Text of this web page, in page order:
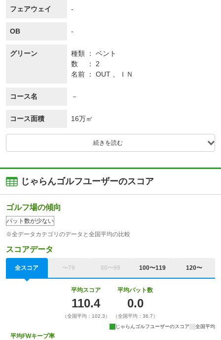
フェアウェイ -
OB -
グリーン 種類
ベント
数
2
名前
OUT 、ＩＮ
コース名 －
コース面積 16万㎡
続きを読む
じゃらんゴルフユーザーのスコア
ゴルフ場の傾向
パット数が少ない
※全データカテゴリのデータと全国平均の比較
スコアデータ
全スコア 〜79 80〜99 100〜119 120〜
平均スコア
110.4
（全国平均：102.3）
平均パット数
0.0
（全国平均：36.7）
じゃらんゴルフユーザーのスコア
全国平均
平均FWキープ率